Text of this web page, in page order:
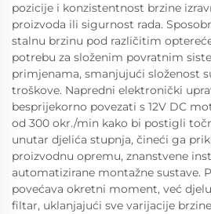
pozicije i konzistentnost brzine
proizvoda ili sigurnost rada.
stalnu brzinu pod različitim
potrebu za složenim povratnim
primjenama, smanjujući složenost
troškove. Napredni elektronički
besprijekorno povezati s 12V DC
od 300 okr./min kako bi postigli
unutar djelića stupnja, čineći ga
proizvodnu opremu, znanstvene
automatizirane montažne sustave.
povećava okretni moment, već
filtar, uklanjajući sve varijacije